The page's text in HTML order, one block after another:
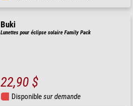
Buki
Lunettes pour éclipse solaire Family Pack
22,90 $
Disponiblesur demande